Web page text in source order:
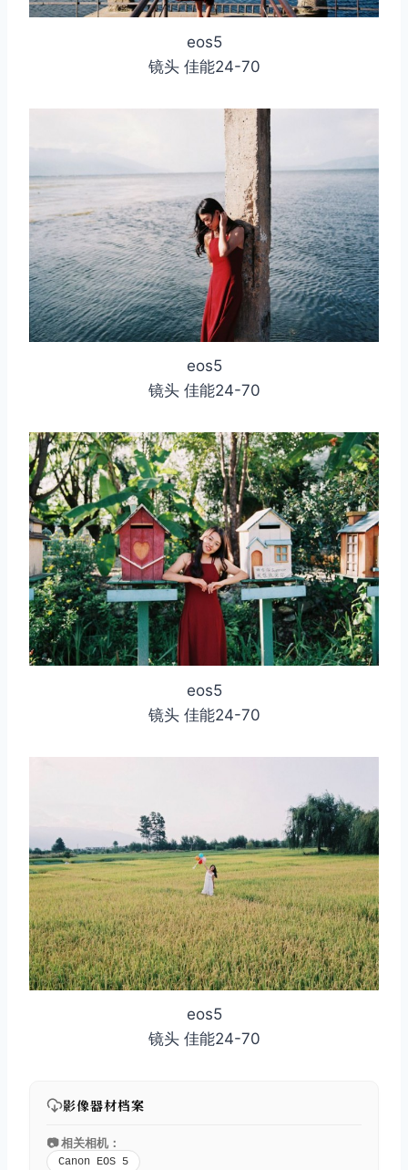
eos5
镜头 佳能24-70
eos5
镜头 佳能24-70
eos5
镜头 佳能24-70
eos5
镜头 佳能24-70
影像器材档案
📷 相关相机：
Canon EOS 5
取消 搜索